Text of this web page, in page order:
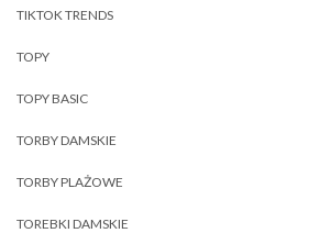
TIKTOK TRENDS
TOPY
TOPY BASIC
TORBY DAMSKIE
TORBY PLAŻOWE
TOREBKI DAMSKIE